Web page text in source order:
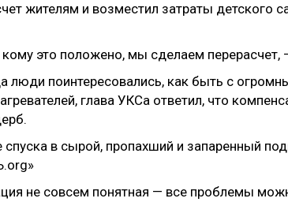
жителям и возместил затраты детского
это положено, мы сделаем перерасчет,
люди поинтересовались, как быть с
глава УКСа ответил, что
не совсем понятная — все проблемы